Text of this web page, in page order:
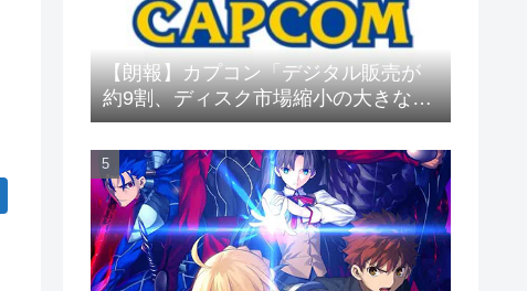
【朗報】カプコン「デジタル販売が
約9割、ディスク市場縮小の大きな影
響は想定していない」